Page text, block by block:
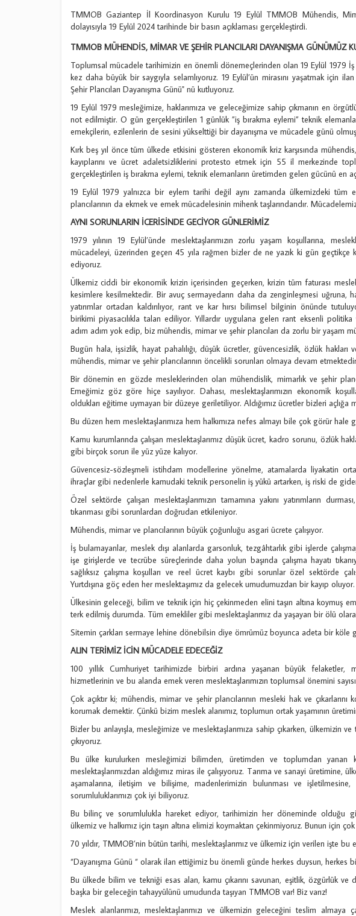
TMMOB Gaziantep İl Koordinasyon Kurulu 19 Eylül TMMOB Mühendis,
dolayısıyla 19 Eylül 2024 tarihinde bir basın açıklaması gerçekleştirdi.
TMMOB MÜHENDİS, MİMAR VE ŞEHİR PLANCILARI DAYANIŞMA GÜNÜMÜZ
Toplumsal mücadele tarihimizin en önemli dönemeçlerinden olan 19 Eylül 1979 İş
kez daha büyük bir saygıyla selamlıyoruz. 19 Eylül’ün mirasını yaşatmak için
Şehir Plancıları Dayanışma Günü" nü kutluyoruz.
19 Eylül 1979 mesleğimize, haklarımıza ve geleceğimize sahip çıkmanın en
not edilmiştir. O gün gerçekleştirilen 1 günlük ”iş bırakma eylemi” teknik
emekçilerin, ezilenlerin de sesini yükselttiği bir dayanışma ve mücadele günü
Kırk beş yıl önce tüm ülkede etkisini gösteren ekonomik kriz karşısında mühendis,
kayıplarını ve ücret adaletsizliklerini protesto etmek için 55 il merkezinde
gerçekleştirilen iş bırakma eylemi, teknik elemanların üretimden gelen gücünü en
19 Eylül 1979 yalnızca bir eylem tarihi değil aynı zamanda ülkemizdeki tüm
plancılarının da ekmek ve emek mücadelesinin mihenk taşlarındandır.
AYNI SORUNLARIN İÇERİSİNDE GEÇİYOR GÜNLERİMİZ
1979 yılının 19 Eylül’ünde meslektaşlarımızın zorlu yaşam koşullarına,
mücadeleyi, üzerinden geçen 45 yıla rağmen bizler de ne yazık ki gün geçtikçe
ediyoruz.
Ülkemiz ciddi bir ekonomik krizin içerisinden geçerken, krizin tüm faturası
kesimlere kesilmektedir. Bir avuç sermayedarın daha da zenginleşmesi uğruna,
yatırımlar ortadan kaldırılıyor, rant ve kar hırsı bilimsel bilginin önünde
birikimi piyasacılıkla talan ediliyor. Yıllardır uygulana gelen rant eksenli
adım adım yok edip, biz mühendis, mimar ve şehir plancıları da zorlu bir yaşam
Bugün hala, işsizlik, hayat pahalılığı, düşük ücretler, güvencesizlik, özlük hakları
mühendis, mimar ve şehir plancılarının öncelikli sorunları olmaya devam
Bir dönemin en gözde mesleklerinden olan mühendislik, mimarlık ve şehir
Emeğimiz göz göre hiçe sayılıyor. Dahası, meslektaşlarımızın ekonomik
oldukları eğitime uymayan bir düzeye geriletiliyor. Aldığımız ücretler bizleri açlığa
Bu düzen hem meslektaşlarımıza hem halkımıza nefes almayı bile çok görür hale
Kamu kurumlarında çalışan meslektaşlarımız düşük ücret, kadro sorunu, özlük
gibi birçok sorun ile yüz yüze kalıyor.
Güvencesiz-sözleşmeli istihdam modellerine yönelme, atamalarda liyakatin
ihraçlar gibi nedenlerle kamudaki teknik personelin iş yükü artarken, iş riski de
Özel sektörde çalışan meslektaşlarımızın tamamına yakını yatırımların
tıkanması gibi sorunlardan doğrudan etkileniyor.
Mühendis, mimar ve plancılarının büyük çoğunluğu asgari ücrete çalışıyor.
İş bulamayanlar, meslek dışı alanlarda garsonluk, tezgâhtarlık gibi işlerde
işe girişlerde ve tecrübe süreçlerinde daha yolun başında çalışma hayatı
sağlıksız çalışma koşulları ve reel ücret kaybı gibi sorunlar özel sektörde
Yurtdışına göç eden her meslektaşımız da gelecek umudumuzdan bir kayıp oluyor.
Ülkesinin geleceği, bilim ve teknik için hiç çekinmeden elini taşın altına koymuş
terk edilmiş durumda. Tüm emekliler gibi meslektaşlarımız da yaşayan bir ölü
Sitemin çarkları sermaye lehine dönebilsin diye ömrümüz boyunca adeta bir köle
ALIN TERİMİZ İÇİN MÜCADELE EDECEĞİZ
100 yıllık Cumhuriyet tarihimizde birbiri ardına yaşanan büyük felaketler,
hizmetlerinin ve bu alanda emek veren meslektaşlarımızın toplumsal önemini
Çok açıktır ki; mühendis, mimar ve şehir plancılarının mesleki hak ve
korumak demektir. Çünkü bizim meslek alanımız, toplumun ortak yaşamının
Bizler bu anlayışla, mesleğimize ve meslektaşlarımıza sahip çıkarken, ülkemizin
çıkıyoruz.
Bu ülke kurulurken mesleğimizi bilimden, üretimden ve toplumdan yanan
meslektaşlarımızdan aldığımız miras ile çalışıyoruz. Tarıma ve sanayi üretimine,
aşamalarına, iletişim ve bilişime, madenlerimizin bulunması ve
sorumluluklarımızı çok iyi biliyoruz.
Bu bilinç ve sorumlulukla hareket ediyor, tarihimizin her döneminde olduğu
ülkemiz ve halkımız için taşın altına elimizi koymaktan çekinmiyoruz. Bunun için çok
70 yıldır, TMMOB’nin bütün tarihi, meslektaşlarımız ve ülkemiz için verilen işte bu
“Dayanışma Günü “ olarak ilan ettiğimiz bu önemli günde herkes duysun, herkes
Bu ülkede bilim ve tekniği esas alan, kamu çıkarını savunan, eşitlik, özgürlük ve
başka bir geleceğin tahayyülünü umudunda taşıyan TMMOB var! Biz varız!
Meslek alanlarımızı, meslektaşlarımızı ve ülkemizin geleceğini teslim almaya